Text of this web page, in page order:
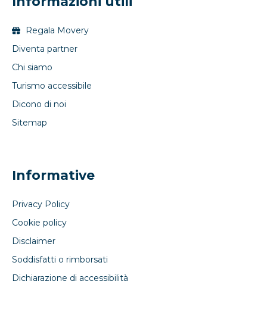
Regala Movery
Diventa partner
Chi siamo
Turismo accessibile
Dicono di noi
Sitemap
Informative
Privacy Policy
Cookie policy
Disclaimer
Soddisfatti o rimborsati
Dichiarazione di accessibilità